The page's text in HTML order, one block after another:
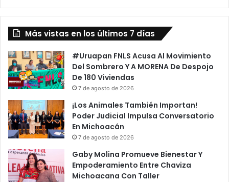
Más vistas en los últimos 7 días
#Uruapan FNLS Acusa Al Movimiento
Del Sombrero Y A MORENA De Despojo
De 180 Viviendas
7 de agosto de 2026
¡Los Animales También Importan!
Poder Judicial Impulsa Conversatorio
En Michoacán
7 de agosto de 2026
Gaby Molina Promueve Bienestar Y
Empoderamiento Entre Chaviza
Michoacana Con Taller